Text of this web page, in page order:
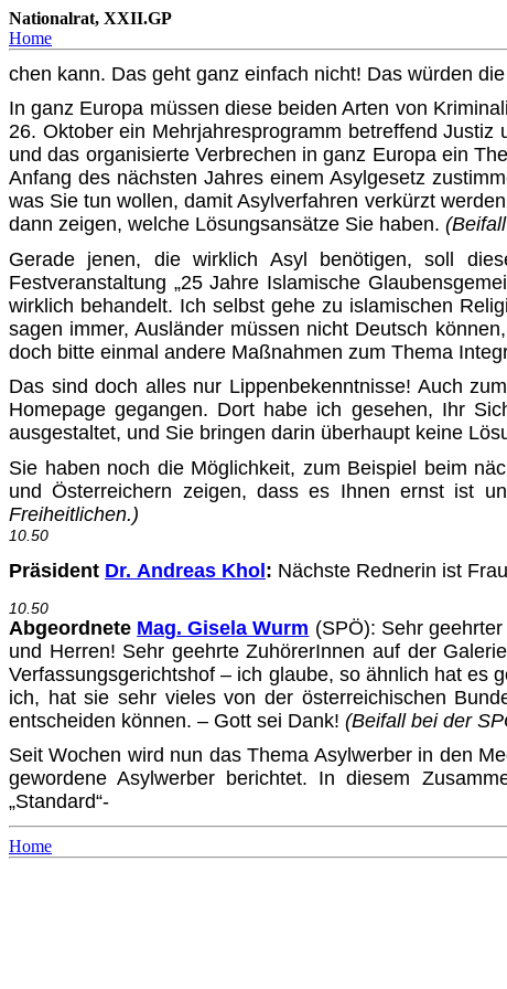
Nationalrat, XXII.GP
Home
chen kann. Das geht ganz einfach nicht! Das würden
In ganz Europa müssen diese beiden Arten von
26. Oktober ein Mehrjahresprogramm betreffend
und das organisierte Verbrechen in ganz Europa ein
Anfang des nächsten Jahres einem Asylgesetz
was Sie tun wollen, damit Asylverfahren verkürzt
dann zeigen, welche Lösungsansätze Sie haben.
Gerade jenen, die wirklich Asyl benötigen, soll
Festveranstaltung „25 Jahre Islamische
wirklich behandelt. Ich selbst gehe zu islamischen
sagen immer, Ausländer müssen nicht Deutsch
doch bitte einmal andere Maß­nahmen zum Thema
Das sind doch alles nur Lippenbekenntnisse! Auch
Home­page gegangen. Dort habe ich gesehen, Ihr
ausgestaltet, und Sie bringen darin überhaupt keine
Sie haben noch die Möglichkeit, zum Beispiel beim
und Öster­reichern zeigen, dass es Ihnen ernst ist
Freiheitlichen.)
10.50
Präsident Dr. Andreas Khol : Nächste Rednerin ist
10.50
Abgeordnete Mag. Gisela Wurm (SPÖ): Sehr
und Herren! Sehr geehrte ZuhörerInnen auf der
Verfassungs­gerichtshof – ich glaube, so ähnlich hat es
ich, hat sie sehr vieles von der österreichischen
entscheiden können. – Gott sei Dank! (Beifall bei der
Seit Wochen wird nun das Thema Asylwerber in den
gewordene Asylwerber berichtet. In diesem
„Standard“-
Home